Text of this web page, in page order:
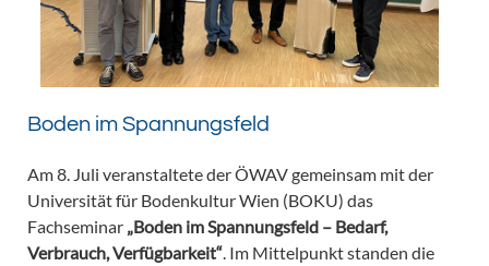
Boden im Spannungsfeld
Am 8. Juli veranstaltete der ÖWAV gemeinsam mit der
Universität für Bodenkultur Wien (BOKU) das
Fachseminar „Boden im Spannungsfeld – Bedarf,
Verbrauch, Verfügbarkeit“ . Im Mittelpunkt standen die